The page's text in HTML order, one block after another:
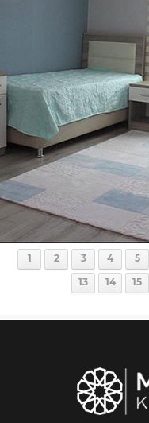
1 2 3 4 5
13 14 15